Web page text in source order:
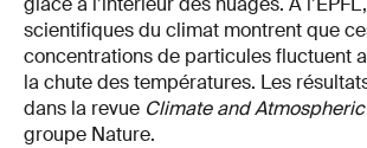
scientifiques du climat montrent que
concentrations de particules fluctuent
la chute des températures. Les
dans la revue Climate and
groupe Nature.